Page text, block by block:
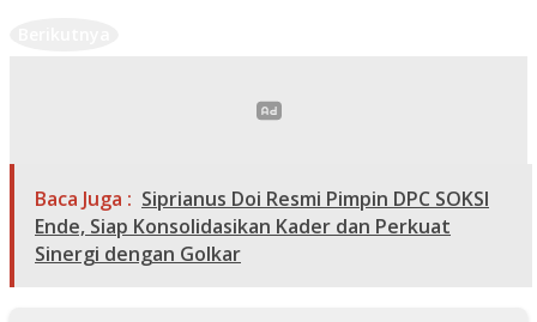
Baca Juga : Siprianus Doi Resmi Pimpin DPC SOKSI
Ende, Siap Konsolidasikan Kader dan Perkuat
Sinergi dengan Golkar